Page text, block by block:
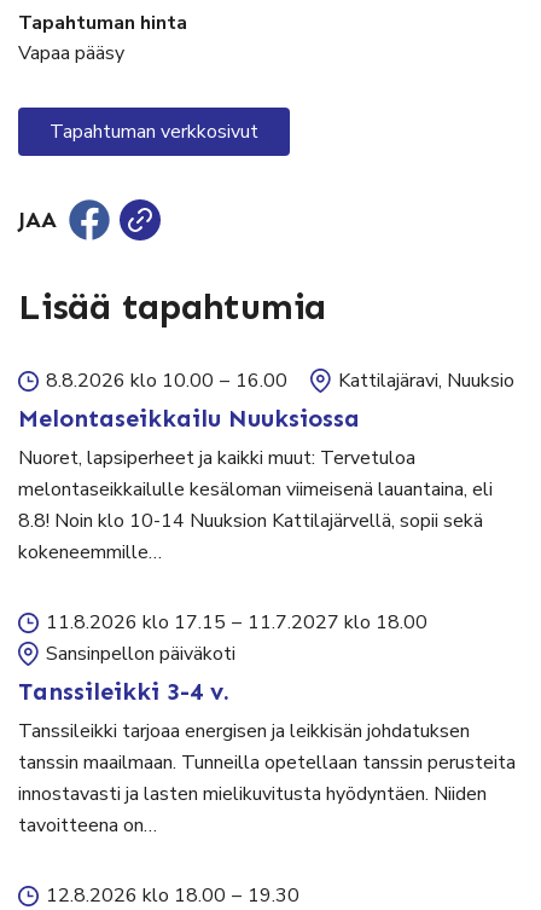
Tapahtuman hinta
Vapaa pääsy
Tapahtuman verkkosivut
JAA
Lisää tapahtumia
8.8.2026 klo 10.00 – 16.00 Kattilajäravi, Nuuksio
Melontaseikkailu Nuuksiossa
Nuoret, lapsiperheet ja kaikki muut: Tervetuloa
melontaseikkailulle kesäloman viimeisenä lauantaina, eli
8.8! Noin klo 10-14 Nuuksion Kattilajärvellä, sopii sekä
kokeneemmille…
11.8.2026 klo 17.15 – 11.7.2027 klo 18.00
Sansinpellon päiväkoti
Tanssileikki 3-4 v.
Tanssileikki tarjoaa energisen ja leikkisän johdatuksen
tanssin maailmaan. Tunneilla opetellaan tanssin perusteita
innostavasti ja lasten mielikuvitusta hyödyntäen. Niiden
tavoitteena on…
12.8.2026 klo 18.00 – 19.30